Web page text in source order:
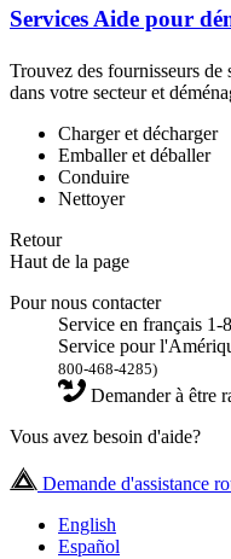
Services Aide pour
Trouvez des fournisseurs
dans votre secteur et
Charger et décharger
Emballer et déballer
Conduire
Nettoyer
Retour
Haut de la page
Pour nous contacter
Service en français 1-
Service pour
800-468-4285)
Demander à être
Vous avez besoin d'aide?
Demande d'assistance
English
Español